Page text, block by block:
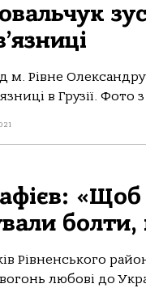
м. Рівне Олександру
в Грузії.
«Щоб
Рівненського
любові до